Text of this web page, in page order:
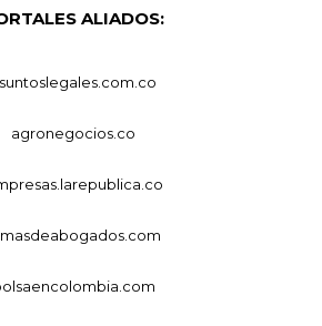
ALIADOS:
agronegocios.co